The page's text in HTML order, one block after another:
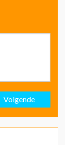
Volgende